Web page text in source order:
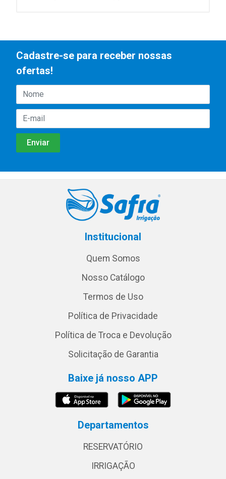
Cadastre-se para receber nossas
ofertas!
Institucional
Quem Somos
Nosso Catálogo
Termos de Uso
Política de Privacidade
Política de Troca e Devolução
Solicitação de Garantia
Baixe já nosso APP
Departamentos
RESERVATÓRIO
IRRIGAÇÃO